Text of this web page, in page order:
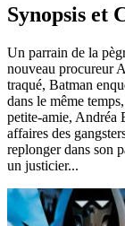
Synopsis et
Un parrain de la
nouveau procureur
traqué, Batman
dans le même
petite-amie, Andréa
affaires des
replonger dans son
un justicier...